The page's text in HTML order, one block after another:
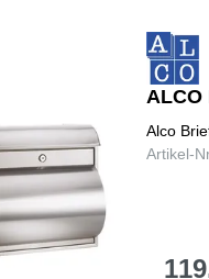
Alco
Artikel-